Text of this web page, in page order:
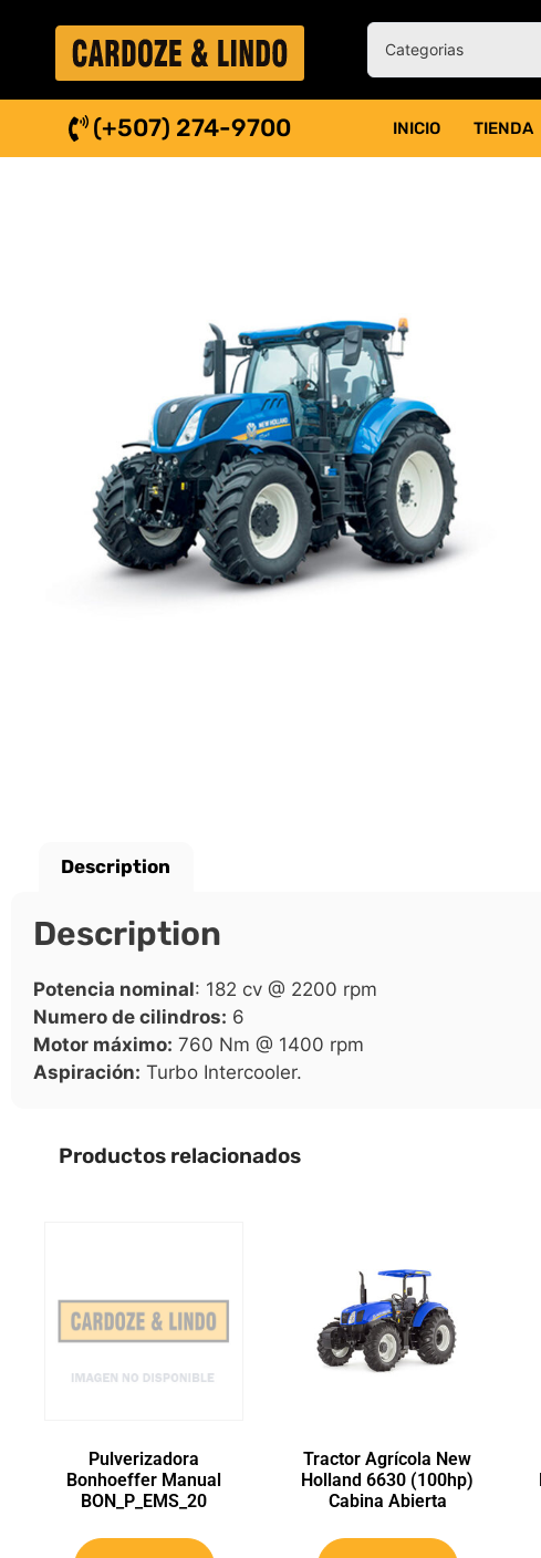
(+507) 274-9700 INICIO TIENDA
Description
Description
Potencia nominal: 182 cv @ 2200 rpm
Numero de cilindros: 6
Motor máximo: 760 Nm @ 1400 rpm
Aspiración: Turbo Intercooler.
Productos relacionados
Pulverizadora
Bonhoeffer Manual
BON_P_EMS_20
Tractor Agrícola New
Holland 6630 (100hp)
Cabina Abierta